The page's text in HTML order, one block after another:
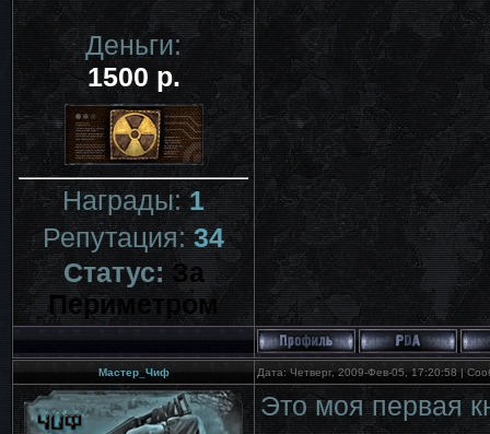
Деньги:
1500 р.
Награды:1
Репутация:34
Статус:За
Периметром
Мастер_Чиф Дата: Четверг, 2009-Фев-05, 17:20:58 |
Это моя первая